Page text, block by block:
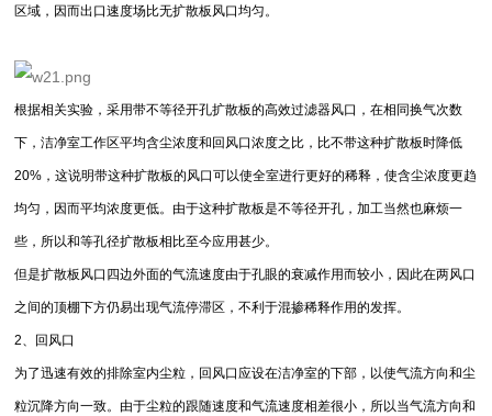
区域， 因而出口速度场比无扩散板风口均匀。
根据相关实验，采用带不等径开孔扩散板的高效过滤器风口，在相同换气次数
下，洁净室工作区平均含尘浓度和回风口浓度之比，比不带这种扩散板时降低
20%，这说明带这种扩散板的风口可以使全室进行更好的稀释，使含尘浓度更趋
均匀，因而平均浓度更低。由于这种扩散板是不等径开孔，加工当然也麻烦一
些，所以和等孔径扩散板相比至今应用甚少。
但是扩散板风口四边外面的气流速度由于孔眼的衰减作用而较小，因此在两风口
之间的顶棚下方仍易出现气流停滞区，不利于混掺稀释作用的发挥。
2、回风口
为了迅速有效的排除室内尘粒，回风口应设在洁净室的下部，以使气流方向和尘
粒沉降方向一致。由于尘粒的跟随速度和气流速度相差很小，所以当气流方向和